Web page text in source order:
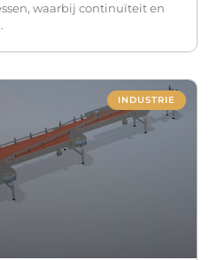
waarbij continuïteit en
INDUSTRIE